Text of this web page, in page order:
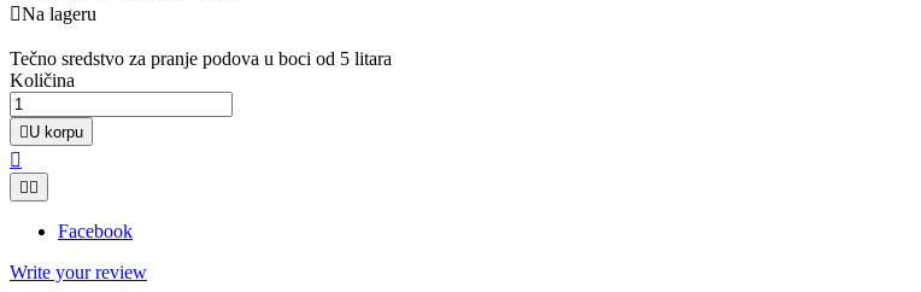
Na lageru
Tečno sredstvo za pranje podova u boci od 5 litara
Količina
U korpu


Facebook
Write your review